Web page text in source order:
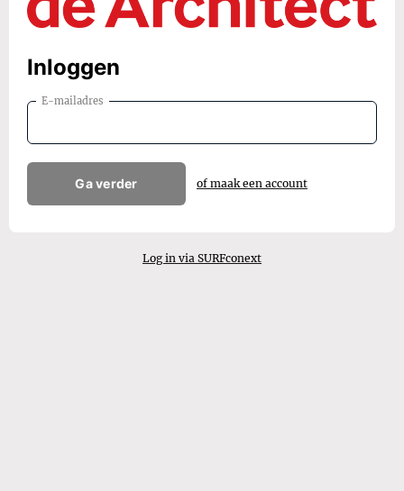
Inloggen
E-mailadres
Ga verder of maak een account
Log in via SURFconext